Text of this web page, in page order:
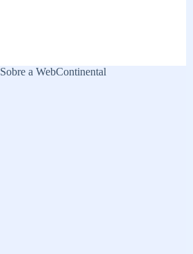
Sobre a WebContinental